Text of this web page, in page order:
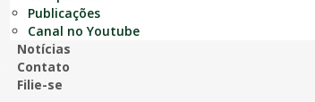
Publicações
Canal no Youtube
Notícias
Contato
Filie-se